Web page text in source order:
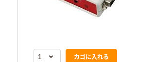
カゴに入れる